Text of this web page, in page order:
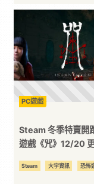
方
位
資
訊
平
PC遊戲
Steam 冬季特賣開
遊戲《咒》12/20
Steam 大宇資訊 恐怖